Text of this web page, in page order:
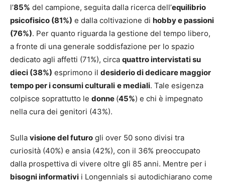
l’85% del campione, seguita dalla ricerca dell’equilibrio
psicofisico (81%) e dalla coltivazione di hobby e passioni
(76%). Per quanto riguarda la gestione del tempo libero,
a fronte di una generale soddisfazione per lo spazio
dedicato agli affetti (71%), circa quattro intervistati su
dieci (38%) esprimono il desiderio di dedicare maggior
tempo per i consumi culturali e mediali. Tale esigenza
colpisce soprattutto le donne (45%) e chi è impegnato
nella cura dei genitori (43%).
Sulla visione del futuro gli over 50 sono divisi tra
curiosità (40%) e ansia (42%), con il 36% preoccupato
dalla prospettiva di vivere oltre gli 85 anni. Mentre per i
bisogni informativi i Longennials si autodichiarano come